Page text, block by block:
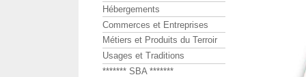
Hébergements
Commerces et Entreprises
Métiers et Produits du Terroir
Usages et Traditions
******* SBA *******